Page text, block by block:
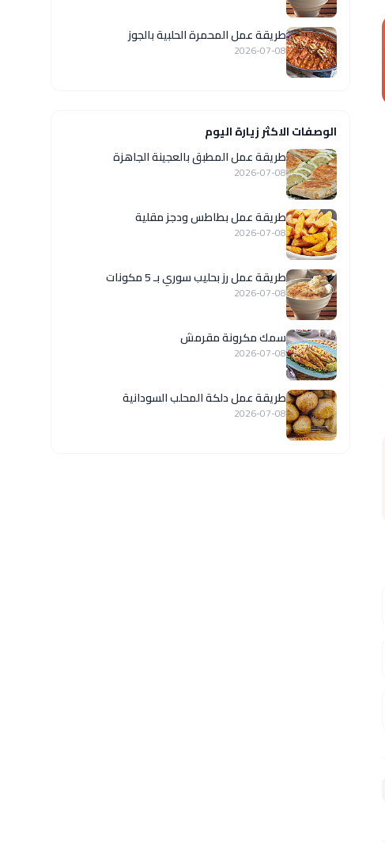
طريقة عمل المحمرة الحلبية بالجوز
2026-07-08
الوصفات الاكثر زيارة اليوم
طريقة عمل المطبق بالعجينة الجاهزة
2026-07-08
طريقة عمل بطاطس ودجز مقلية
2026-07-08
طريقة عمل رز بحليب سوري بـ 5 مكونات
2026-07-08
سمك مكرونة مقرمش
2026-07-08
طريقة عمل دلكة المحلب السودانية
2026-07-08